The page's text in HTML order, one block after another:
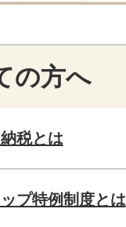
の方へ
税とは
プ特例制度とは